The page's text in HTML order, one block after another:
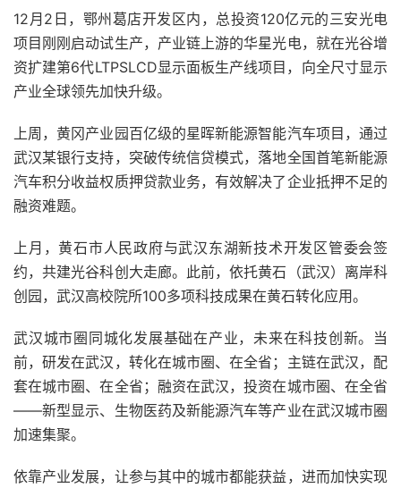
12月2日，鄂州葛店开发区内，总投资120亿元的三安光电
项目刚刚启动试生产，产业链上游的华星光电，就在光谷增
资扩建第6代LTPSLCD显示面板生产线项目，向全尺寸显示
产业全球领先加快升级。
上周，黄冈产业园百亿级的星晖新能源智能汽车项目，通过
武汉某银行支持，突破传统信贷模式，落地全国首笔新能源
汽车积分收益权质押贷款业务，有效解决了企业抵押不足的
融资难题。
上月，黄石市人民政府与武汉东湖新技术开发区管委会签
约，共建光谷科创大走廊。此前，依托黄石（武汉）离岸科
创园，武汉高校院所100多项科技成果在黄石转化应用。
武汉城市圈同城化发展基础在产业，未来在科技创新。当
前，研发在武汉，转化在城市圈、在全省；主链在武汉，配
套在城市圈、在全省；融资在武汉，投资在城市圈、在全省
——新型显示、生物医药及新能源汽车等产业在武汉城市圈
加速集聚。
依靠产业发展，让参与其中的城市都能获益，进而加快实现